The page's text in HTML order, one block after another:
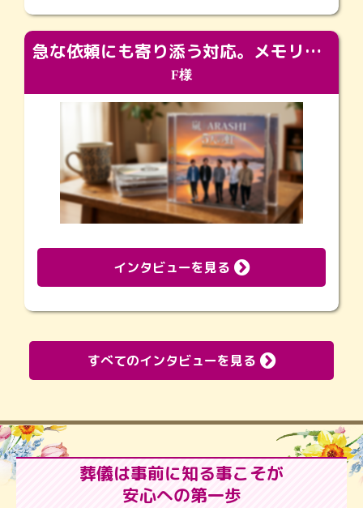
急な依頼にも寄り添う対応。メモリアルコーナーで振り返る大切な日々
F様
インタビューを見る
すべてのインタビューを見る
葬儀は事前に知る事こそが
安心への第一歩